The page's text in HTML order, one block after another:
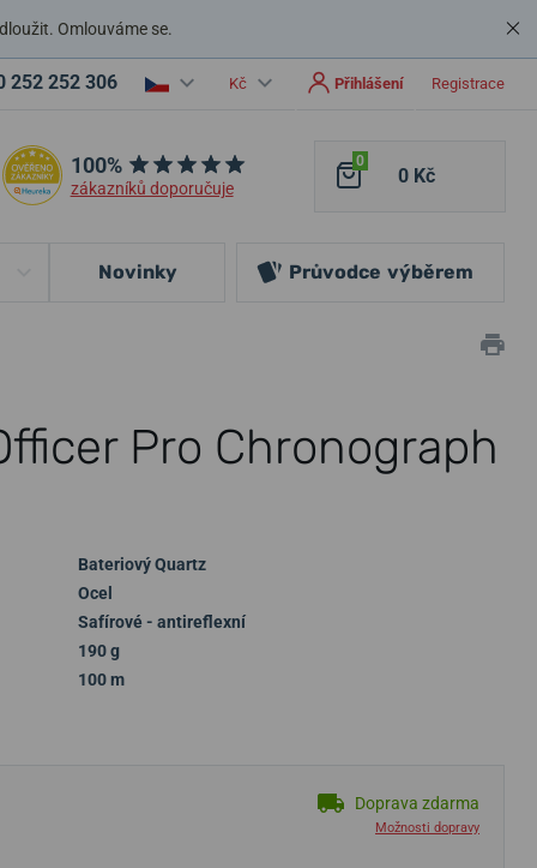
Omlouváme se.
252 252 306 Kč Přihlášení Registrace
100%
zákazníků doporučuje
0
0 Kč
Novinky Průvodce výběrem
Pro Chronograph
Bateriový Quartz
Ocel
Safírové - antireflexní
190 g
100 m
Doprava zdarma
Možnosti dopravy